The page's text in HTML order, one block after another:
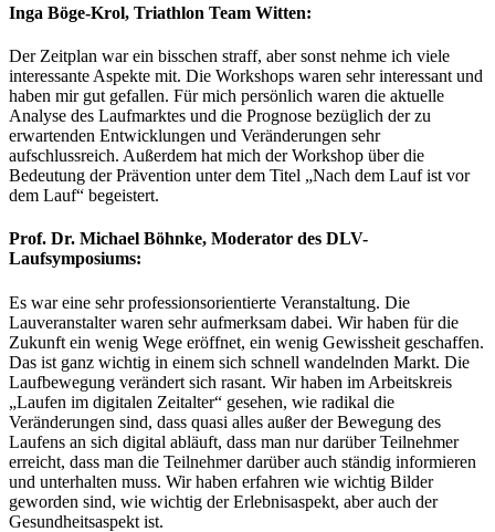
Inga Böge-Krol, Triathlon Team Witten:
Der Zeitplan war ein bisschen straff, aber sonst nehme ich viele
interessante Aspekte mit. Die Workshops waren sehr interessant und
haben mir gut gefallen. Für mich persönlich waren die aktuelle
Analyse des Laufmarktes und die Prognose bezüglich der zu
erwartenden Entwicklungen und Veränderungen sehr
aufschlussreich. Außerdem hat mich der Workshop über die
Bedeutung der Prävention unter dem Titel „Nach dem Lauf ist vor
dem Lauf“ begeistert.
Prof. Dr. Michael Böhnke, Moderator des DLV-
Laufsymposiums:
Es war eine sehr professionsorientierte Veranstaltung. Die
Lauveranstalter waren sehr aufmerksam dabei. Wir haben für die
Zukunft ein wenig Wege eröffnet, ein wenig Gewissheit geschaffen.
Das ist ganz wichtig in einem sich schnell wandelnden Markt. Die
Laufbewegung verändert sich rasant. Wir haben im Arbeitskreis
„Laufen im digitalen Zeitalter“ gesehen, wie radikal die
Veränderungen sind, dass quasi alles außer der Bewegung des
Laufens an sich digital abläuft, dass man nur darüber Teilnehmer
erreicht, dass man die Teilnehmer darüber auch ständig informieren
und unterhalten muss. Wir haben erfahren wie wichtig Bilder
geworden sind, wie wichtig der Erlebnisaspekt, aber auch der
Gesundheitsaspekt ist.